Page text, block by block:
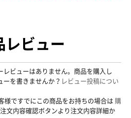
レビュー
レビューはありません。商品を購入し
を書きませんか？ レビュー投稿につい
様ですでにこの商品をお持ちの場合は 購
文内容確認ボタンより注文内容詳細か